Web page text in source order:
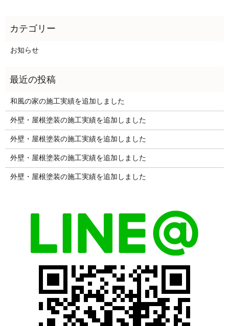
お知らせ
和風の家の施工実績を追加しました
外壁・屋根塗装の施工実績を追加しました
外壁・屋根塗装の施工実績を追加しました
外壁・屋根塗装の施工実績を追加しました
外壁・屋根塗装の施工実績を追加しました